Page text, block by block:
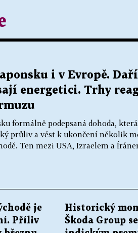
i v Evropě. Daří
energetici. Trhy
formálně podepsaná dohoda,
průliv a vést k ukončení několik
Ten mezi USA, Izraelem a
je
Příliv
Historický
Škoda Group